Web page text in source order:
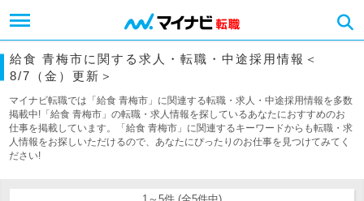
給食 青梅市に関する求人・転職・中途採用情報＜
8/7（金）更新＞
マイナビ転職では「給食 青梅市」に関連する転職・求人・中途採用情報を多数
掲載中!「給食 青梅市」の転職・求人情報を探しているあなたにおすすめのお
仕事を掲載しています。「給食 青梅市」に関連するキーワードからも転職・求
人情報をお探しいただけるので、あなたにぴったりのお仕事を見つけてみてく
ださい!